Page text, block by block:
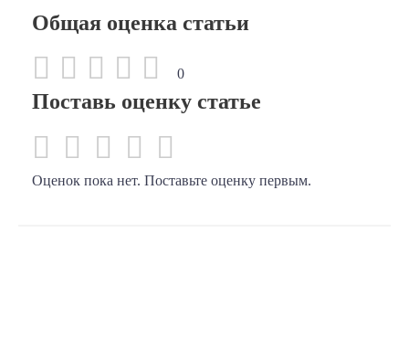
Общая оценка статьи
0
Поставь оценку статье
Оценок пока нет. Поставьте оценку первым.